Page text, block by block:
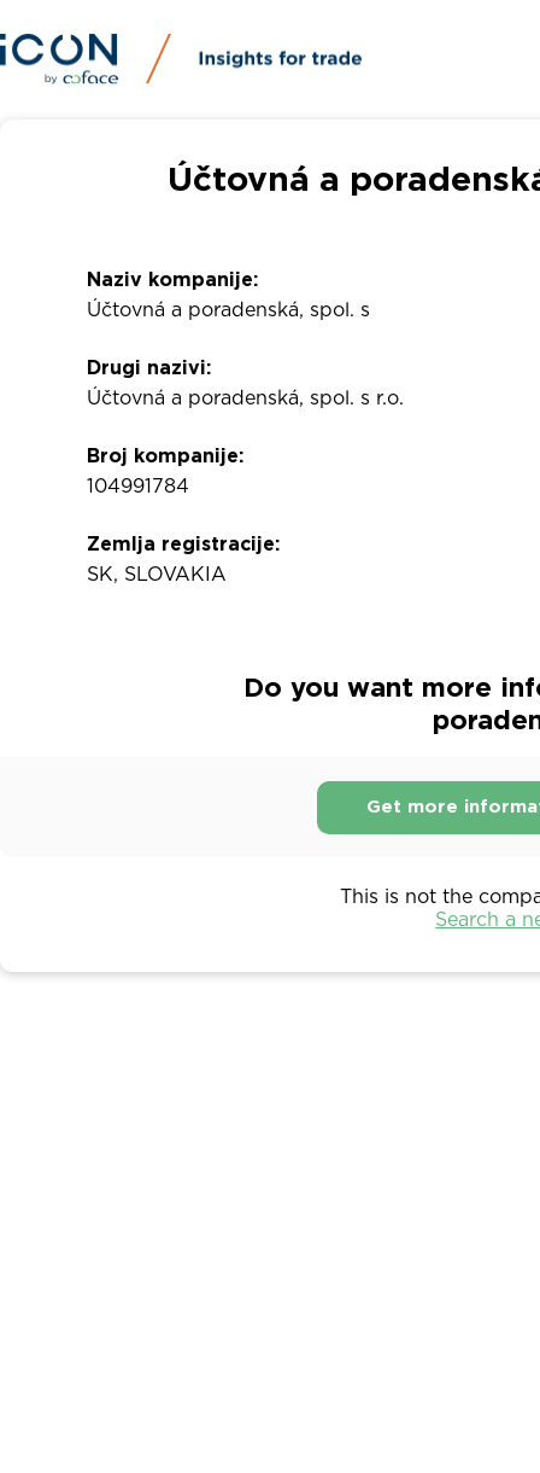
Účtovná a
Naziv kompanije:
Účtovná a poradenská, spol. s
Drugi nazivi:
Účtovná a poradenská, spol. s r.o.
Broj kompanije:
104991784
Zemlja registracije:
SK, SLOVAKIA
Do you want more
Get more
This is not the
Search a